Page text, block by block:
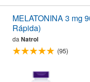
MELATONINA 3 mg
Rápida)
da Natrol
(95)